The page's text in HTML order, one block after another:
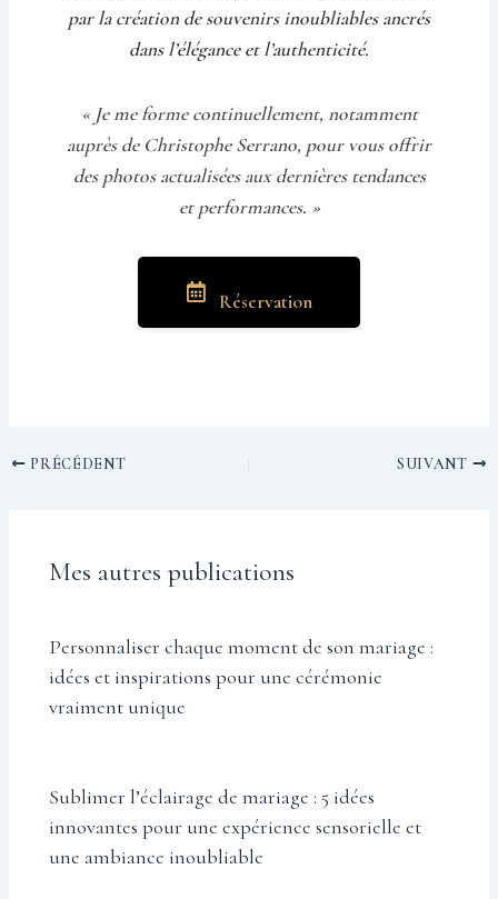
par la création de souvenirs inoubliables ancrés
dans l’élégance et l’authenticité.
« Je me forme continuellement, notamment
auprès de Christophe Serrano, pour vous offrir
des photos actualisées aux dernières tendances
et performances. »
Réservation
PRÉCÉDENT SUIVANT
Mes autres publications
Personnaliser chaque moment de son mariage :
idées et inspirations pour une cérémonie
vraiment unique
Sublimer l’éclairage de mariage : 5 idées
innovantes pour une expérience sensorielle et
une ambiance inoubliable